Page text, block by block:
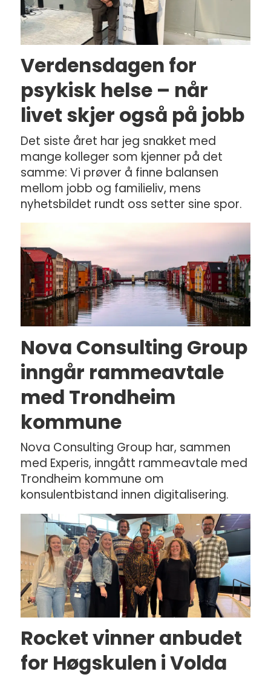
Verdensdagen for
psykisk helse – når
livet skjer også på jobb
Det siste året har jeg snakket med
mange kolleger som kjenner på det
samme: Vi prøver å finne balansen
mellom jobb og familieliv, mens
nyhetsbildet rundt oss setter sine spor.
Nova Consulting Group
inngår rammeavtale
med Trondheim
kommune
Nova Consulting Group har, sammen
med Experis, inngått rammeavtale med
Trondheim kommune om
konsulentbistand innen digitalisering.
Rocket vinner anbudet
for Høgskulen i Volda